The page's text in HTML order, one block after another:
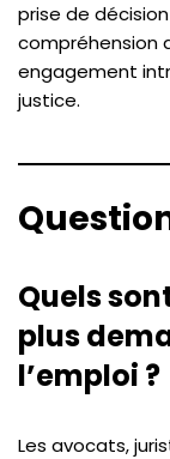
prise de
compréhension
engagement
justice.
Quels
plus
l’emploi ?
Les avocats,